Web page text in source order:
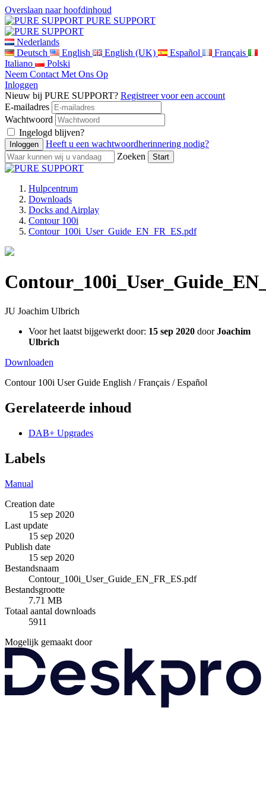
Overslaan naar hoofdinhoud
PURE SUPPORT
Nederlands
Deutsch
English English (UK) Español
Français
Italiano
Polski
Neem Contact Met Ons Op
Inloggen
Nieuw bij PURE SUPPORT? Registreer voor een account
E-mailadres
Wachtwoord
Ingelogd blijven?
Heeft u een wachtwoordherinnering nodig?
Zoeken
Hulpcentrum
Downloads
Docks and Airplay
Contour 100i
Contour_100i_User_Guide_EN_FR_ES.pdf
JU Joachim Ulbrich
Voor het laatst bijgewerkt door: 15 sep 2020 doorJoachim
Ulbrich
Downloaden
Contour 100i User Guide English / Français / Español
Gerelateerde inhoud
DAB+ Upgrades
Labels
Manual
Creation date
15 sep 2020
Last update
15 sep 2020
Publish date
15 sep 2020
Bestandsnaam
Contour_100i_User_Guide_EN_FR_ES.pdf
Bestandsgrootte
7.71 MB
Totaal aantal downloads
5911
Mogelijk gemaakt door